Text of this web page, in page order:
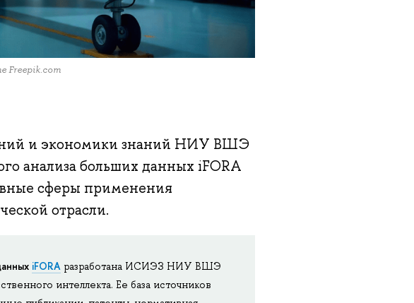
Freepik.com
и экономики знаний НИУ ВШЭ
анализа больших данных iFORA
сферы применения
отрасли.
iFORA разработана ИСИЭЗ НИУ ВШЭ
интеллекта. Ее база источников